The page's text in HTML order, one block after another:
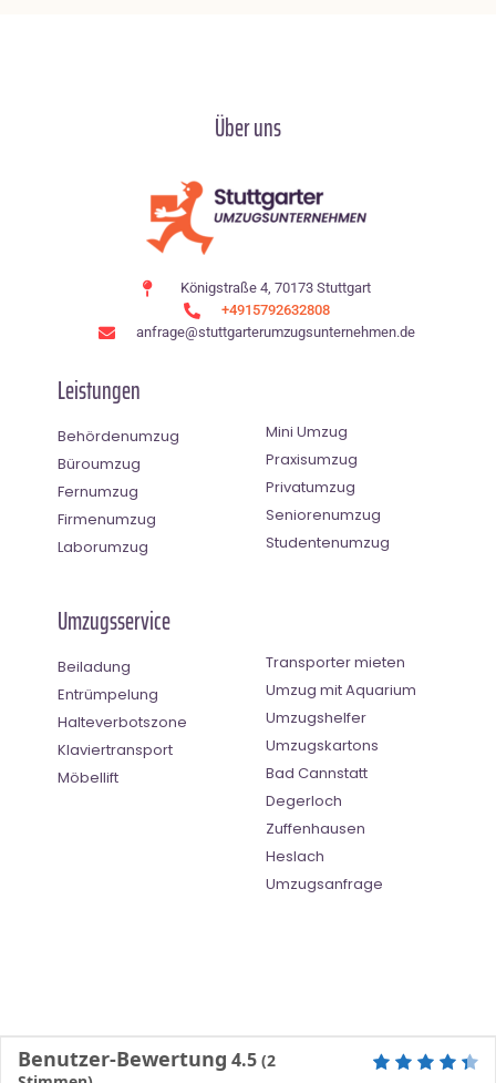
Über uns
Königstraße 4, 70173 Stuttgart
+4915792632808
anfrage@stuttgarterumzugsunternehmen.de
Leistungen
Behördenumzug
Büroumzug
Fernumzug
Firmenumzug
Laborumzug
Mini Umzug
Praxisumzug
Privatumzug
Seniorenumzug
Studentenumzug
Umzugsservice
Beiladung
Entrümpelung
Halteverbotszone
Klaviertransport
Möbellift
Transporter mieten
Umzug mit Aquarium
Umzugshelfer
Umzugskartons
Bad Cannstatt
Degerloch
Zuffenhausen
Heslach
Umzugsanfrage
Benutzer-Bewertung 4.5 (2